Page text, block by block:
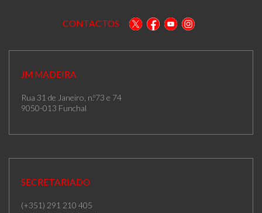
CONTACTOS
JM MADEIRA
Rua 31 de Janeiro, n.º73 e 74
9050-013 Funchal
SECRETARIADO
(+351) 291 210 405